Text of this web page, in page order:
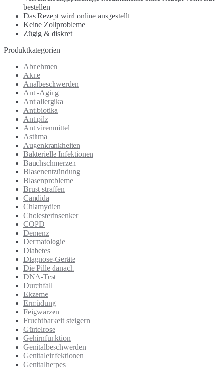
bestellen
Das Rezept wird online ausgestellt
Keine Zollprobleme
Zügig & diskret
Produktkategorien
Abnehmen
Akne
Analbeschwerden
Anti-Aging
Antiallergika
Antibiotika
Antipilz
Antivirenmittel
Asthma
Augenkrankheiten
Bakterielle Infektionen
Bauchschmerzen
Blasenentzündung
Blasenprobleme
Brust straffen
Candida
Chlamydien
Cholesterinsenker
COPD
Demenz
Dermatologie
Diabetes
Diagnose-Geräte
Die Pille danach
DNA-Test
Durchfall
Ekzeme
Ermüdung
Feigwarzen
Fruchtbarkeit steigern
Gürtelrose
Gehirnfunktion
Genitalbeschwerden
Genitaleinfektionen
Genitalherpes